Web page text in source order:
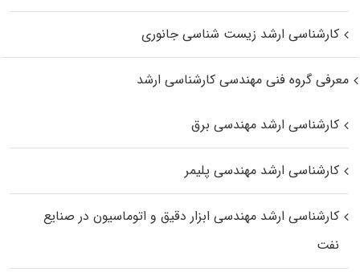
کارشناسی ارشد زیست‌ شناسی جانوری
معرفی گروه فنی مهندسی کارشناسی ارشد
کارشناسی ارشد مهندسی برق
کارشناسی ارشد مهندسی پلیمر
کارشناسی ارشد مهندسی ابزار دقیق و اتوماسیون در صنایع
نفت